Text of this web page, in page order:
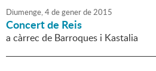
Diumenge,4degenerde2015
Concert de Reis
a càrrec de Barroques i Kastalia